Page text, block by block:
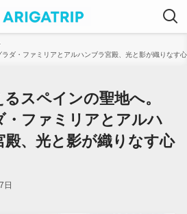
ダ・ファミリアとアルハンブラ宮殿、光と影が織りなす
スペインの聖地へ。
・ファミリアとアルハ
殿、光と影が織りなす心
日